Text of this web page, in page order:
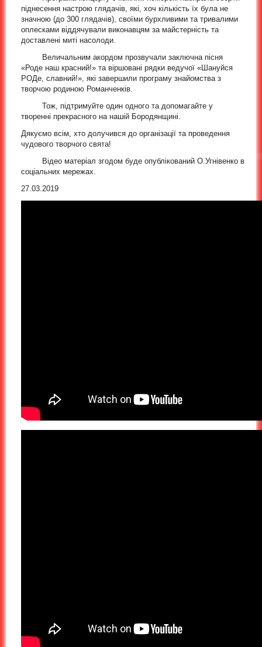
піднесення настрою глядачів, які, хоч кількість їх була не
значною (до 300 глядачів), своїми бурхливими та тривалими
оплесками віддячували виконавцям за майстерність та
доставлені миті насолоди.
Величальним акордом прозвучали заключна пісня
«Роде наш красний!» та віршовані рядки ведучої «Шануйся
РОДе, славний!», які завершили програму знайомства з
творчою родиною Романченків.
Тож, підтримуйте один одного та допомагайте у
творенні прекрасного на нашій Бородянщині.
Дякуємо всім, хто долучився до організації та проведення
чудового творчого свята!
Відео матеріал згодом буде опублікований О.Угнівенко в
соціальних мережах.
27.03.2019